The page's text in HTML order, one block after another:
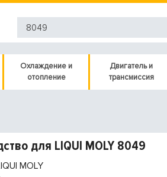
Охлаждение и
отопление
Двигатель и
трансмиссия
для LIQUI MOLY 8049
MOLY